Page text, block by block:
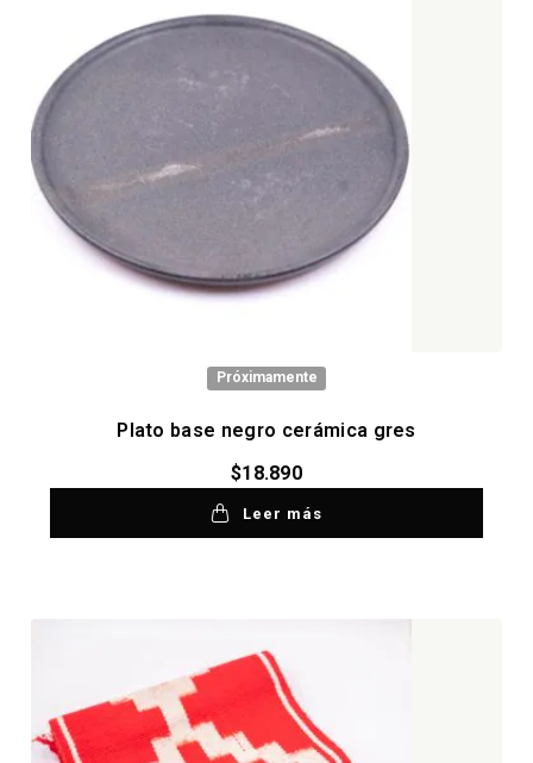
Próximamente
Plato base negro cerámica gres
$18.890
Leer más